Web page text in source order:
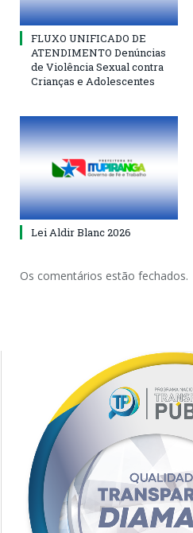
FLUXO UNIFICADO DE
ATENDIMENTO Denúncias
de Violência Sexual contra
Crianças e Adolescentes
Lei Aldir Blanc 2026
Os comentários estão fechados.